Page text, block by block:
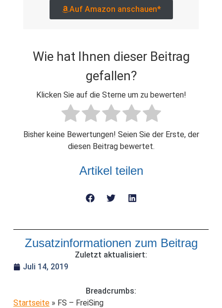
Auf Amazon anschauen*
Wie hat Ihnen dieser Beitrag
gefallen?
Klicken Sie auf die Sterne um zu bewerten!
Bisher keine Bewertungen! Seien Sie der Erste, der
diesen Beitrag bewertet.
Artikel teilen
Zusatzinformationen zum Beitrag
Zuletzt aktualisiert:
Juli 14, 2019
Breadcrumbs:
Startseite» FS – FreiSing